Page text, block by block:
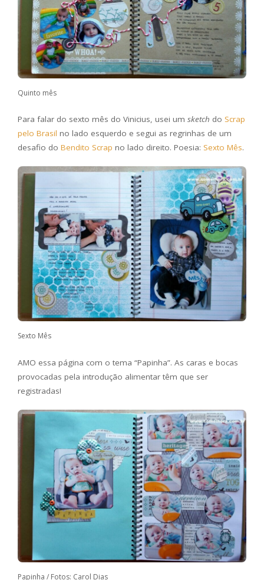
Quinto mês
Para falar do sexto mês do Vinicius, usei um sketch do Scrap
pelo Brasil no lado esquerdo e segui as regrinhas de um
desafio do Bendito Scrap no lado direito. Poesia: Sexto Mês.
Sexto Mês
AMO essa página com o tema “Papinha”. As caras e bocas
provocadas pela introdução alimentar têm que ser
registradas!
Papinha / Fotos: Carol Dias